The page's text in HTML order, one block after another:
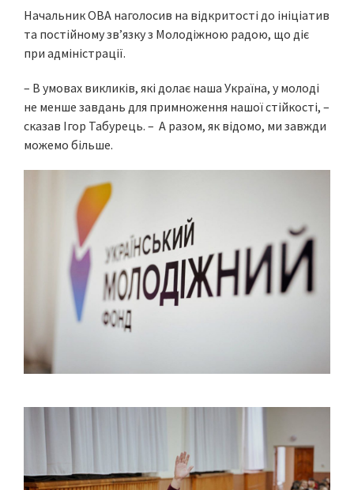
Начальник ОВА наголосив на відкритості до ініціатив
та постійному зв’язку з Молодіжною радою, що діє
при адміністрації.
– В умовах викликів, які долає наша Україна, у молоді
не менше завдань для примноження нашої стійкості, –
сказав Ігор Табурець. – А разом, як відомо, ми завжди
можемо більше.